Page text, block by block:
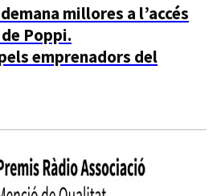
millores a l’accés
Poppi.
emprenadors del